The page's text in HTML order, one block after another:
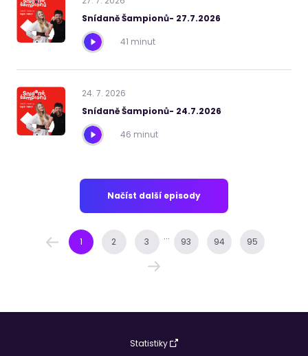
Snídaně Šampionů- 27.7.2026
41 minut
24. 7. 2026
Snídaně Šampionů- 24.7.2026
46 minut
Načíst další episody
1 2 3 ... 93 94 95
Statistiky